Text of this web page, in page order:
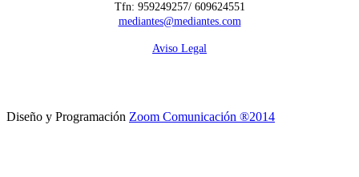
Tfn: 959249257/ 609624551
mediantes@mediantes.com
Aviso Legal
Diseño y Programación Zoom Comunicación ®2014